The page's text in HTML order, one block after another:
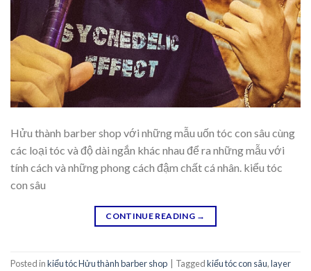
Hửu thành barber shop với những mẫu uốn tóc con sâu cùng
các loại tóc và độ dài ngắn khác nhau để ra những mẫu với
tính cách và những phong cách đậm chất cá nhân. kiểu tóc
con sâu
CONTINUE READING →
Posted inkiểu tóc Hửu thành barber shop Taggedkiểu tóc con sâu,layer